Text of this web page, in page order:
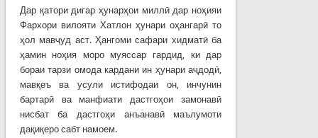
Дар қатори дигар ҳунарҳои миллӣ дар ноҳияи
Фархори вилояти Хатлон ҳунари оҳангарӣ то
ҳол мавҷуд аст. Ҳангоми сафари хидматӣ ба
ҳамин ноҳия моро муяссар гардид, ки дар
бораи тарзи омода кардани ин ҳунари аҷдодӣ,
мавқеъ ва усули истифодаи он, инчунин
бартарӣ ва манфиати дастгоҳои замонавӣ
нисбат ба дастгоҳи анъанавӣ маълумоти
дақиқеро сабт намоем.